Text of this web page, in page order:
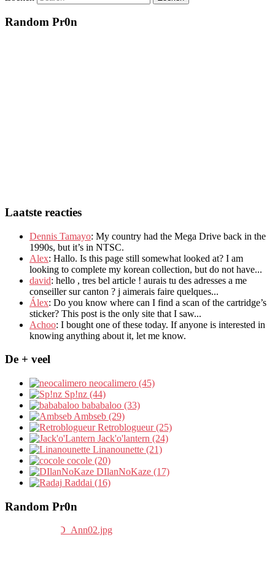
Random Pr0n
Laatste reacties
Dennis Tamayo: My country had the Mega Drive back in the
1990s, but it’s in NTSC.
Alex: Hallo. Is this page still somewhat looked at? I am
looking to complete my korean collection, but do not have...
david: hello , tres bel article ! aurais tu des adresses a me
conseiller sur canton ? j aimerais faire quelques...
Álex: Do you know where can I find a scan of the cartridge’s
sticker? This post is the only site that I saw...
Achoo: I bought one of these today. If anyone is interested in
knowing anything about it, let me know.
De + veel
neocalimero (45)
Sp!nz (44)
bababaloo (33)
Ambseb (29)
Retroblogueur (25)
Jack'o'lantern (24)
Linanounette (21)
cocole (20)
DIlanNoKaze (17)
Raddai (16)
Random Pr0n